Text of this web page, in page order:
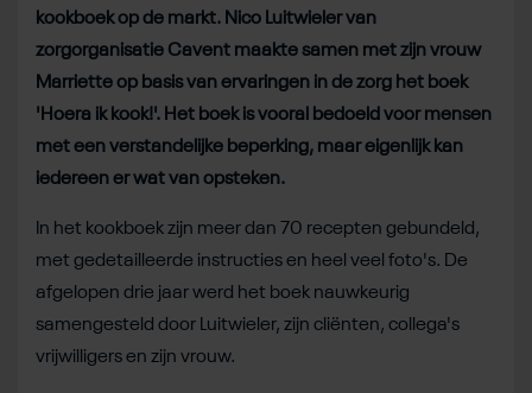
kookboek op de markt. Nico Luitwieler van
zorgorganisatie Cavent maakte samen met zijn vrouw
Marriette op basis van ervaringen in de zorg het boek
'Hoera ik kook!'. Het boek is vooral bedoeld voor mensen
met een verstandelijke beperking, maar eigenlijk kan
iedereen er wat van opsteken.
In het kookboek zijn meer dan 70 recepten gebundeld,
met gedetailleerde instructies en heel veel foto's. De
afgelopen drie jaar werd het boek nauwkeurig
samengesteld door Luitwieler, zijn cliënten, collega's
vrijwilligers en zijn vrouw.